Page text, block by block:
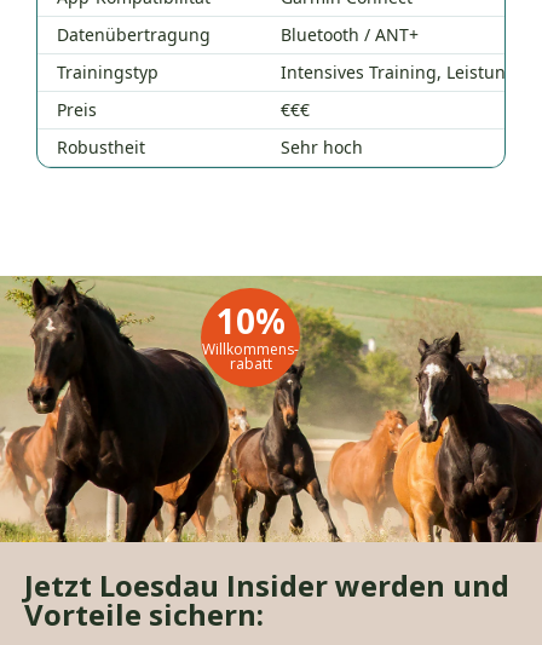
Datenübertragung
Bluetooth / ANT+
Trainingstyp
Intensives Training,
Preis
€€€
Robustheit
Sehr hoch
10%
Willkommens-
rabatt
Jetzt Loesdau Insider werden und
Vorteile sichern: